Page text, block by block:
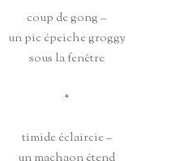
coup de gong –
un pic épeiche groggy
sous la fenêtre
*
timide éclaircie –